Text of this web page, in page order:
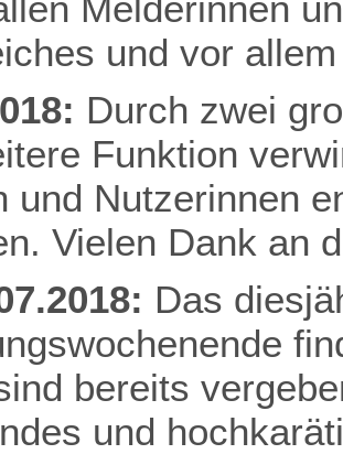
und vor
Durch zwei
Funktion
und Nutzerinnen
Vielen Dank an
Das
bereits
und